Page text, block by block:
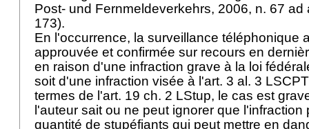
Post- und Fernmeldeverkehrs, 2006, n. 67 ad
173).
En l'occurrence, la surveillance téléphonique
approuvée et confirmée sur recours en
en raison d'une infraction grave à la loi
soit d'une infraction visée à l'art. 3 al. 3 LSCPT
termes de l'art. 19 ch. 2 LStup, le cas est
l'auteur sait ou ne peut ignorer que l'infraction
quantité de stupéfiants qui peut mettre en